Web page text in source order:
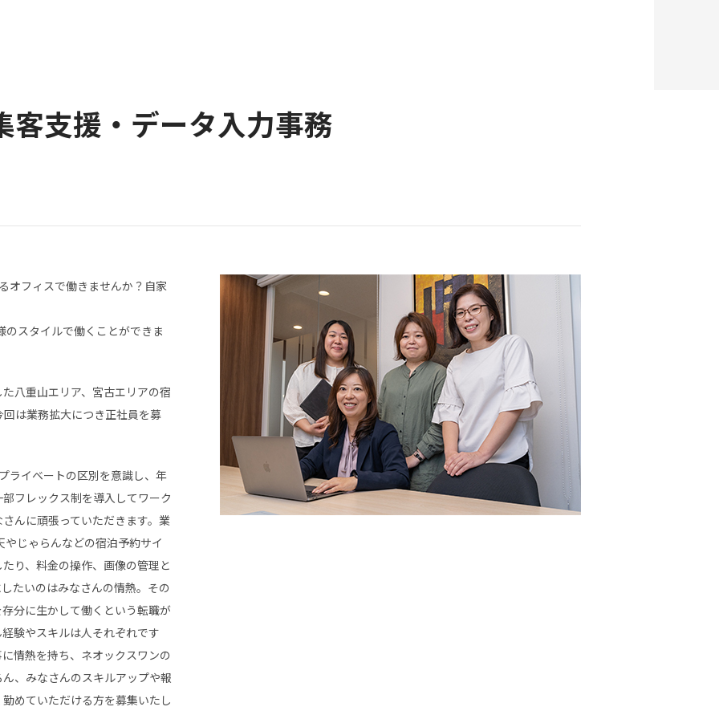
客支援・データ入力事務
オフィスで働きませんか？自家
スタイルで働くことができま
八重山エリア、宮古エリアの宿
は業務拡大につき正社員を募
ライベートの区別を意識し、年
フレックス制を導入してワーク
んに頑張っていただきます。業
じゃらんなどの宿泊予約サイ
り、料金の操作、画像の管理と
たいのはみなさんの情熱。その
分に生かして働くという転職が
験やスキルは人それぞれです
情熱を持ち、ネオックスワンの
、みなさんのスキルアップや報
めていただける方を募集いたし